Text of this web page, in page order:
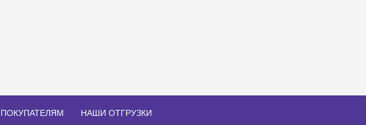
ПОКУПАТЕЛЯМ НАШИ ОТГРУЗКИ